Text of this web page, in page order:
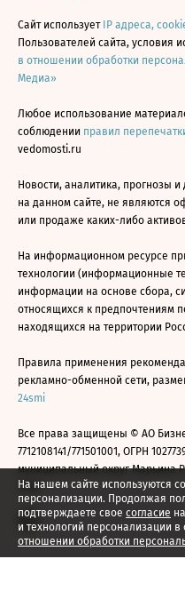
На нашем сайте используются
персонализации. Продолжая
подтверждаете свое согласие
и технологий персонализации в
отношении обработки
Сайт использует IP адреса,
Пользователей сайта, условия
в отношении обработки
Медиа»
Любое использование
соблюдении правил
vedomosti.ru
Новости, аналитика, прогнозы
на данном сайте, не являются
или продаже каких-либо
На информационном ресурсе
технологии (информационные
информации на основе сбора,
относящихся к предпочтениям
находящихся на территории
Правила применения
рекламно-обменной сети,
24smi
Все права защищены © АО
7712108141/771501001, ОГРН
муниципальный округ Марьина
2026